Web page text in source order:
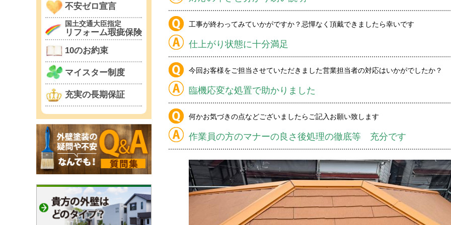
工事が終わってみていかがですか？忌憚なく頂戴できましたら幸いです
仕上がり状態に十分満足
今回お客様をご担当させていただきました営業担当者の対応はいかがでしたか？
臨機応変な処置で助かりました
何かお気づきの点などございましたらご記入お願い致します
作業員の方のマナーの良さ後処理の徹底等 充分です
不安ゼロ宣言
国土交通大臣指定
リフォーム瑕疵保険
10のお約束
マイスター制度
充実の長期保証